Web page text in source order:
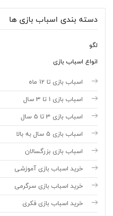
دسته بندی اسباب بازی ها
لگو
انواع اسباب بازی
اسباب بازی تا 12 ماه
اسباب بازی 1 تا 3 سال
اسباب بازی 3 تا 5 سال
اسباب بازی 5 سال به بالا
اسباب بازی بزرگسالان
خرید اسباب بازی آموزشی
خرید اسباب بازی سرگرمی
خرید اسباب بازی فکری